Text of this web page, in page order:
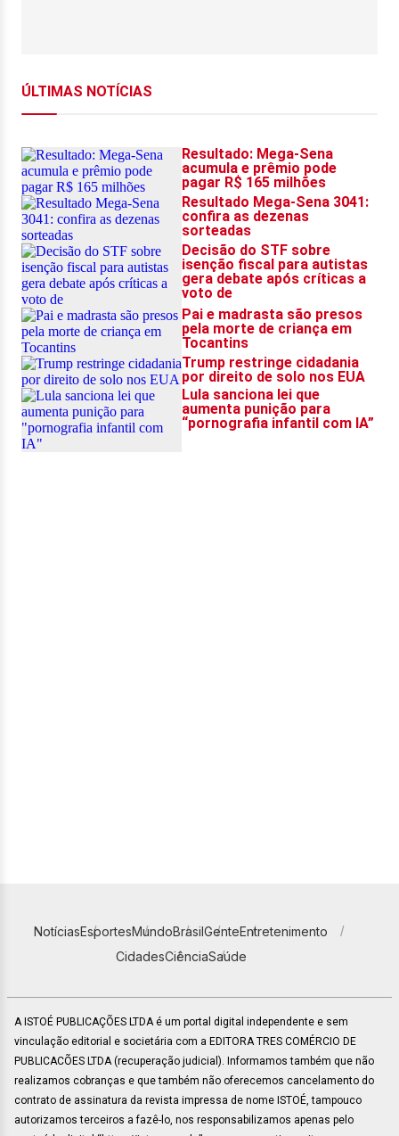
NotíciasEsportesMundoBrasilGenteEntretenimento
CidadesCiênciaSaúde
A ISTOÉ PUBLICAÇÕES LTDA é um portal digital independente e sem
vinculação editorial e societária com a EDITORA TRES COMÉRCIO DE
PUBLICACÕES LTDA (recuperação judicial). Informamos também que não
realizamos cobranças e que também não oferecemos cancelamento do
contrato de assinatura da revista impressa de nome ISTOÉ, tampouco
autorizamos terceiros a fazê-lo, nos responsabilizamos apenas pelo